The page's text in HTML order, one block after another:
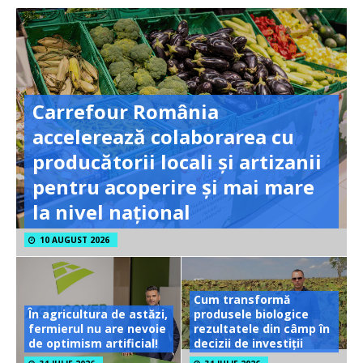
Carrefour România
accelerează colaborarea cu
producătorii locali și artizanii
pentru acoperire și mai mare
la nivel național
10 AUGUST 2026
În agricultura de astăzi,
fermierul nu are nevoie
de optimism artificial!
Cum transformă
produsele biologice
rezultatele din câmp în
decizii de investiții